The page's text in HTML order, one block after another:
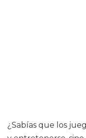
¿Sabías que los